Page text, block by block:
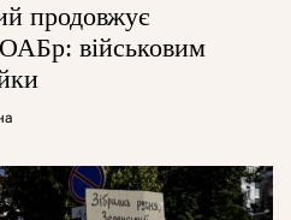
продовжує
військовим